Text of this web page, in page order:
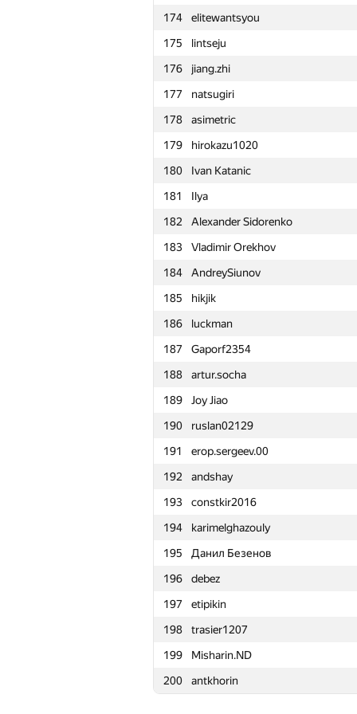
174
elitewantsyou
175
lintseju
176
jiang.zhi
177
natsugiri
178
asimetric
179
hirokazu1020
180
Ivan Katanic
181
Ilya
182
Alexander Sidorenko
183
Vladimir Orekhov
184
AndreySiunov
185
hikjik
186
luckman
187
Gaporf2354
188
artur.socha
189
Joy Jiao
190
ruslan02129
191
erop.sergeev.00
192
andshay
193
constkir2016
194
karimelghazouly
195
Данил Безенов
196
debez
197
etipikin
198
trasier1207
199
Misharin.ND
200
antkhorin
151 zapolskydima
152
marcose18
153
nwin
154
tourist
155
Mervap
156
WslF
157
dvp
158
ktulhykun
159
Mark Korn
160
knightL
161
igor.miheew
162
kirya2604
163
Gassa
164
meriDOS.programs
165
vepifanov
166
obe-wan01
167
Dembel
168
andrey.nekrashevich
169
LayCurse
170
adskiu-sniper
171
isaf27
172
TheLinsus
173
Alexander Udalov
174
elitewantsyou
175
lintseju
176
jiang.zhi
177
natsugiri